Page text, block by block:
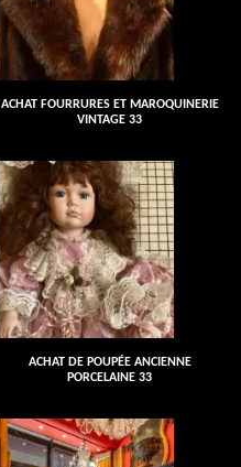
ACHAT FOURRURES ET MAROQUINERIE
VINTAGE 33
ACHAT DE POUPÉE ANCIENNE
PORCELAINE 33